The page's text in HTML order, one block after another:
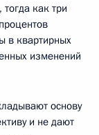
как три
в квартирных
изменений
основу
и не дают